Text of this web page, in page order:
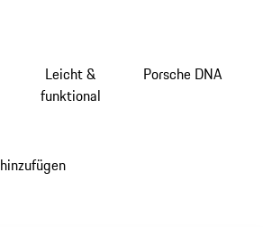
Leicht &
funktional
Porsche DNA